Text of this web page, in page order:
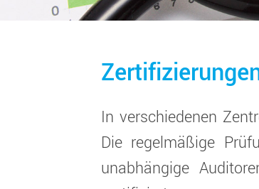
In verschiedenen
Die regelmäßige
unabhängige